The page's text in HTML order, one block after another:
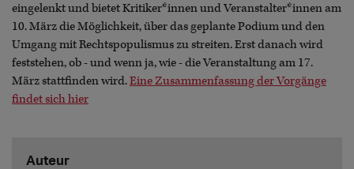
eingelenkt und bietet Kritiker*innen und Veranstalter*innen am
10. März die Möglichkeit, über das geplante Podium und den
Umgang mit Rechtspopulismus zu streiten. Erst danach wird
feststehen, ob - und wenn ja, wie - die Veranstaltung am 17.
März stattfinden wird.Eine Zusammenfassung der Vorgänge
findet sich hier
Auteur